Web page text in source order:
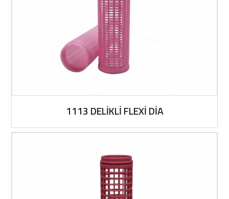
1113 DELİKLİ FLEXİ DİA